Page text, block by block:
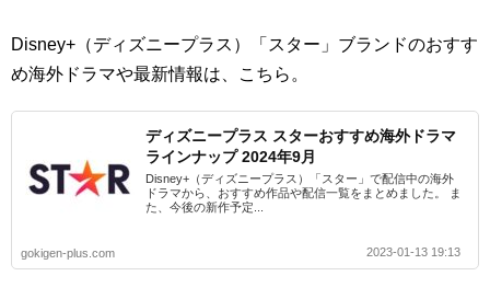
Disney+（ディズニープラス）「スター」ブランドのおすす
め海外ドラマや最新情報は、こちら。
ディズニープラス スターおすすめ海外ドラマ
ラインナップ 2024年9月
Disney+（ディズニープラス）「スター」で配信中の海外
ドラマから、おすすめ作品や配信一覧をまとめました。 ま
た、今後の新作予定...
gokigen-plus.com 2023-01-13 19:13